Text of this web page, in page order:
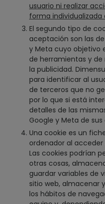
usuario ni realizar
forma individualizada
El segundo tipo de
aceptación son las
y Meta cuyo objetivo
de herramientas y
la publicidad.
para identificar al
de terceros que no
por lo que si está
detalles de las
Google y Meta de
Una cookie es un
ordenador al
Las cookies podrían
otras cosas,
guardar variables de
sitio web, almacenar
los hábitos de